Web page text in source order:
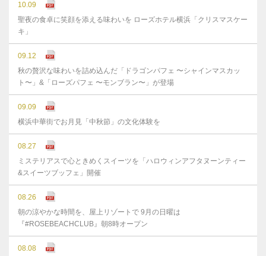
10.09
聖夜の食卓に笑顔を添える味わいを ローズホテル横浜「クリスマスケー
キ」
09.12
秋の贅沢な味わいを詰め込んだ「ドラゴンパフェ 〜シャインマスカッ
ト〜」&「ローズパフェ 〜モンブラン〜」が登場
09.09
横浜中華街でお月見「中秋節」の文化体験を
08.27
ミステリアスで心ときめくスイーツを「ハロウィンアフタヌーンティー
&スイーツブッフェ」開催
08.26
朝の涼やかな時間を、屋上リゾートで 9月の日曜は
『#ROSEBEACHCLUB』朝8時オープン
08.08